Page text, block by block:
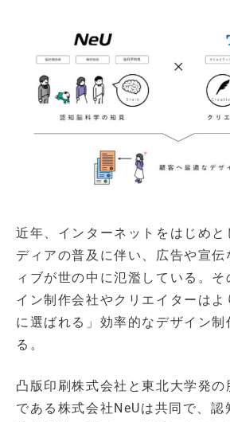
近年、インターネットをはじめと
ディアの普及に伴い、広告や宣伝
ィブが世の中に氾濫している。
イン制作会社やクリエイターは
に選ばれる」効率的なデザイン制
る。
凸版印刷株式会社と東北大学発の
である株式会社NeUは共同で、認